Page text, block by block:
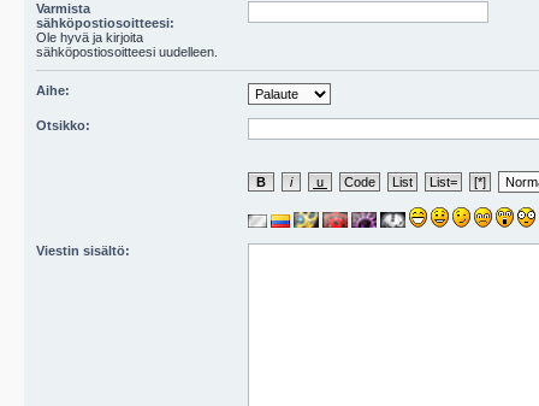
Varmista
sähköpostiosoitteesi:
Ole hyvä ja kirjoita
sähköpostiosoitteesi uudelleen.
Aihe:
Otsikko:
Viestin sisältö: